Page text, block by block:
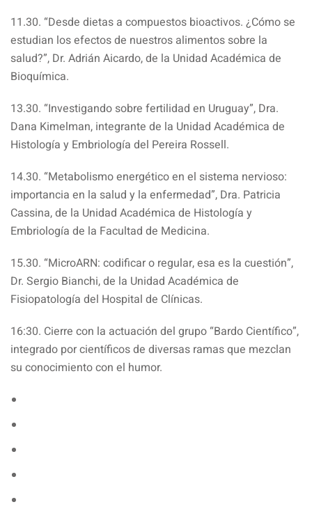
11.30. “Desde dietas a compuestos bioactivos. ¿Cómo se
estudian los efectos de nuestros alimentos sobre la
salud?”, Dr. Adrián Aicardo, de la Unidad Académica de
Bioquímica.
13.30. “Investigando sobre fertilidad en Uruguay”, Dra.
Dana Kimelman, integrante de la Unidad Académica de
Histología y Embriología del Pereira Rossell.
14.30. “Metabolismo energético en el sistema nervioso:
importancia en la salud y la enfermedad”, Dra. Patricia
Cassina, de la Unidad Académica de Histología y
Embriología de la Facultad de Medicina.
15.30. “MicroARN: codificar o regular, esa es la cuestión”,
Dr. Sergio Bianchi, de la Unidad Académica de
Fisiopatología del Hospital de Clínicas.
16:30. Cierre con la actuación del grupo “Bardo Científico”,
integrado por científicos de diversas ramas que mezclan
su conocimiento con el humor.